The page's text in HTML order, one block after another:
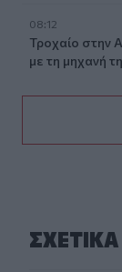
08:12
Τροχαίο στην
με τη μηχανή